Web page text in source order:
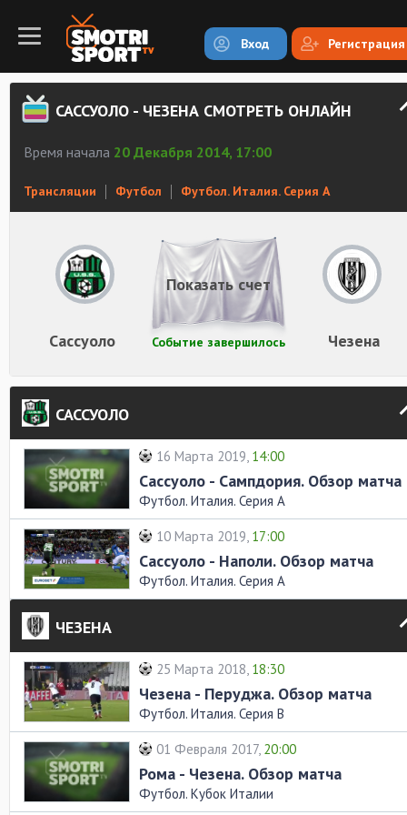
Вход Регистрация
САССУОЛО - ЧЕЗЕНА СМОТРЕТЬ ОНЛАЙН
Время начала 20 Декабря 2014, 17:00
Трансляции Футбол Футбол. Италия. Серия А
Сассуоло Чезена
Событие завершилось
Показать счет
САССУОЛО
16 Марта 2019, 14:00
Сассуоло - Сампдория. Обзор матча
Футбол. Италия. Серия А
10 Марта 2019, 17:00
Сассуоло - Наполи. Обзор матча
Футбол. Италия. Серия А
ЧЕЗЕНА
25 Марта 2018, 18:30
Чезена - Перуджа. Обзор матча
Футбол. Италия. Серия В
01 Февраля 2017, 20:00
Рома - Чезена. Обзор матча
Футбол. Кубок Италии